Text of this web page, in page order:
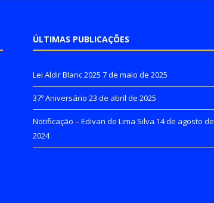
ÚLTIMAS PUBLICAÇÕES
Lei Aldir Blanc 2025 7 de maio de 2025
37º Aniversário 23 de abril de 2025
Notificação – Edivan de Lima Silva 14 de agosto de
2024